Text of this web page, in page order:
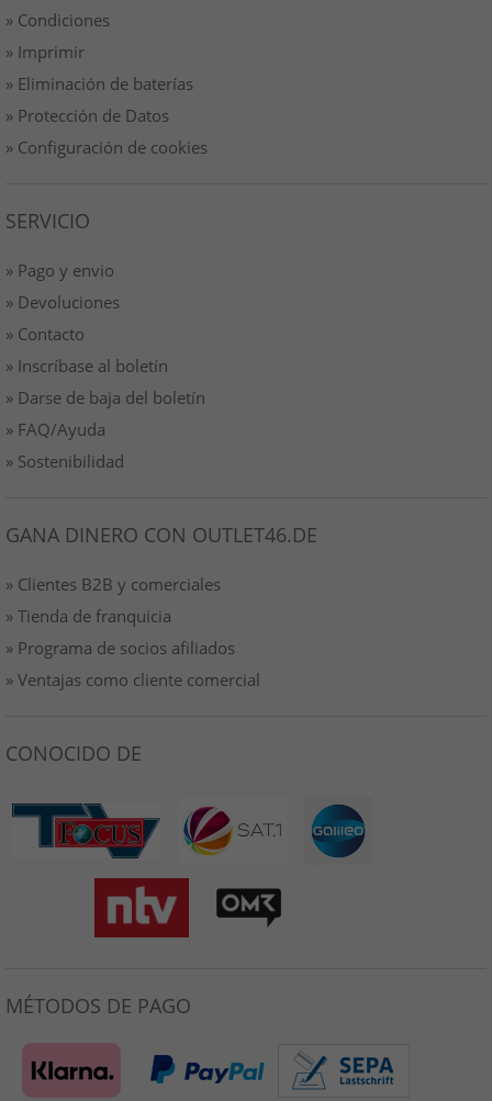
» Condiciones
» Imprimir
» Eliminación de baterías
» Protección de Datos
» Configuración de cookies
SERVICIO
» Pago y envio
» Devoluciones
» Contacto
» Inscríbase al boletín
» Darse de baja del boletín
» FAQ/Ayuda
» Sostenibilidad
GANA DINERO CON OUTLET46.DE
» Clientes B2B y comerciales
» Tienda de franquicia
» Programa de socios afiliados
» Ventajas como cliente comercial
CONOCIDO DE
MÉTODOS DE PAGO